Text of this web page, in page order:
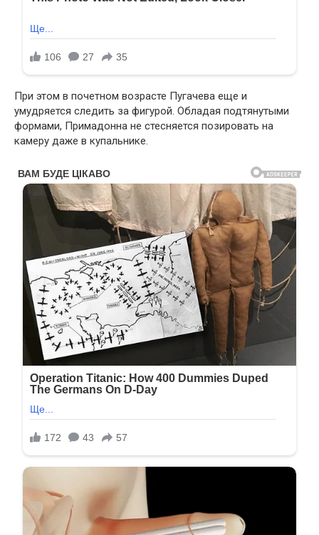
При этом в почетном возрасте Пугачева еще и
умудряется следить за фигурой. Обладая подтянутыми
формами, Примадонна не стесняется позировать на
камеру даже в купальнике.